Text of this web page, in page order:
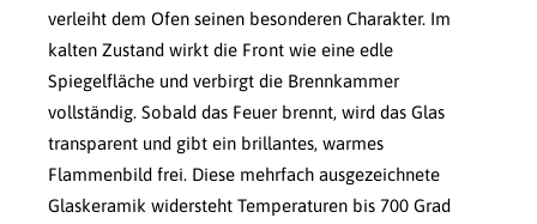
verleiht dem Ofen seinen besonderen Charakter. Im
kalten Zustand wirkt die Front wie eine edle
Spiegelfläche und verbirgt die Brennkammer
vollständig. Sobald das Feuer brennt, wird das Glas
transparent und gibt ein brillantes, warmes
Flammenbild frei. Diese mehrfach ausgezeichnete
Glaskeramik widersteht Temperaturen bis 700 Grad